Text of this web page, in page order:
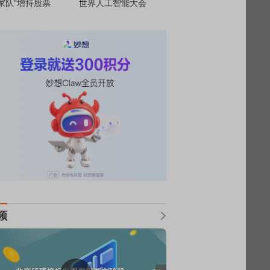
队”增持股票 世界人工智能大会